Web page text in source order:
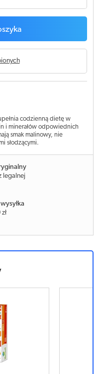
codzienną dietę w
i minerałów odpowiednich
smak malinowy, nie
słodzącymi.
legalnej